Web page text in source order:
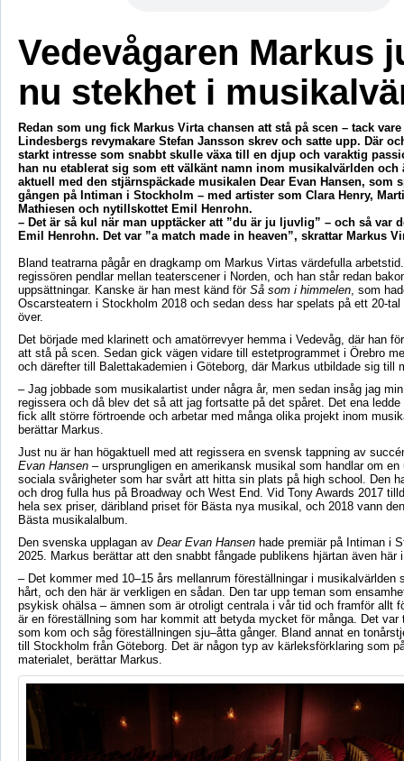
Vedevågaren Markus
nu stekhet i
Redan som ung fick Markus Virta chansen att stå på scen – tack
Lindesbergs revymakare Stefan Jansson skrev och satte upp. Där
starkt intresse som snabbt skulle växa till en djup och varaktig
han nu etablerat sig som ett välkänt namn inom musikalvärlden och
aktuell med den stjärnspäckade musikalen Dear Evan Hansen, som
gången på Intiman i Stockholm – med artister som Clara Henry,
Mathiesen och nytillskottet Emil Henrohn.
– Det är så kul när man upptäcker att ”du är ju ljuvlig” – och så var
Emil Henrohn. Det var ”a match made in heaven”, skrattar Markus
Bland teatrarna pågår en dragkamp om Markus Virtas värdefulla
regissören pendlar mellan teaterscener i Norden, och han står redan
uppsättningar. Kanske är han mest känd för Så som i himmelen, som
Oscarsteatern i Stockholm 2018 och sedan dess har spelats på ett 20-tal
över.
Det började med klarinett och amatörrevyerhemma i Vedevåg, där han
att stå på scen. Sedan gick vägen vidare till estetprogrammeti Örebro
och därefter till Balettakademieni Göteborg, där Markus utbildade sig till
– Jag jobbade som musikalartist under några år, men sedan insåg jag
regissera och då blev det så att jag fortsatte på det spåret. Det ena
fick allt större förtroende och arbetar med många olika projekt inom
berättar Markus.
Just nu är han högaktuell med att regissera en svensk tappning av
Evan Hansen– ursprungligen en amerikansk musikal som handlar om en
sociala svårigheter som har svårt att hitta sin plats på high school. Den
och drog fulla hus på Broadway och West End. Vid Tony Awards 2017
hela sex priser, däribland priset för Bästa nya musikal, och 2018 vann
Bästa musikalalbum.
Den svenska upplagan av Dear Evan Hansenhade premiär på Intiman i
2025. Markus berättar att den snabbt fångade publikens hjärtan även här
– Det kommer med 10–15 års mellanrum föreställningar i musikalvärlden
hårt, och den här är verkligen en sådan. Den tar upp teman som
psykisk ohälsa – ämnen som är otroligt centrala i vår tid och framför allt
är en föreställning som har kommit att betyda mycket för många. Det var
som kom och såg föreställningen sju–åtta gånger. Bland annat en
till Stockholm från Göteborg. Det är någon typ av kärleksförklaring som
materialet, berättar Markus.